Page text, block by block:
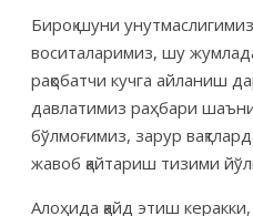
Бироқ шуни
воситаларимиз, шу
рақобатчи кучга айланиш
давлатимиз раҳбари
бўлмоғимиз, зарур
жавоб қайтариш тизими
Алоҳида қайд этиш